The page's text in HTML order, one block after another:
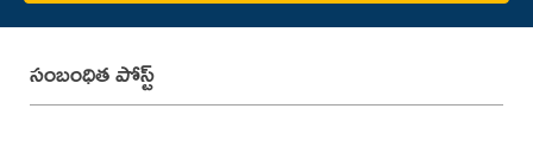
సంబంధిత పోస్ట్